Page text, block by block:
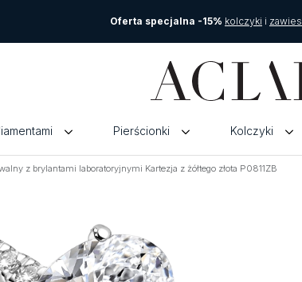
Oferta specjalna -15% kolczyki i
Pierścionki Kolczyki
z brylantami laboratoryjnymi Kartezja z żółtego złota P0811ZB